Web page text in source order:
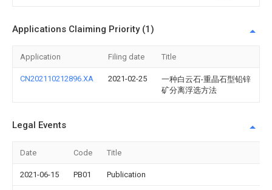
Applications Claiming Priority (1)
Application Filing date Title
CN202110212896.XA 2021-02-25
一种白云石-重晶石型铅锌
矿分离浮选方法
Legal Events
Date Code Title
2021-06-15 PB01 Publication